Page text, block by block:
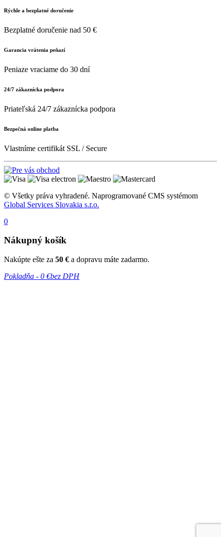
Rýchle a bezplatné doručenie
Bezplatné doručenie nad 50 €
Garancia vrátenia peňazí
Peniaze vraciame do 30 dní
24/7 zákaznícka podpora
Priateľská 24/7 zákaznícka podpora
Bezpečná online platba
Vlastníme certifikát SSL / Secure
© Všetky práva vyhradené. Naprogramované CMS systémom
Global Services Slovakia s.r.o.
0
Nákupný košík
Nakúpte ešte za 50 € a dopravu máte zadarmo.
Pokladňa - 0 €bez DPH